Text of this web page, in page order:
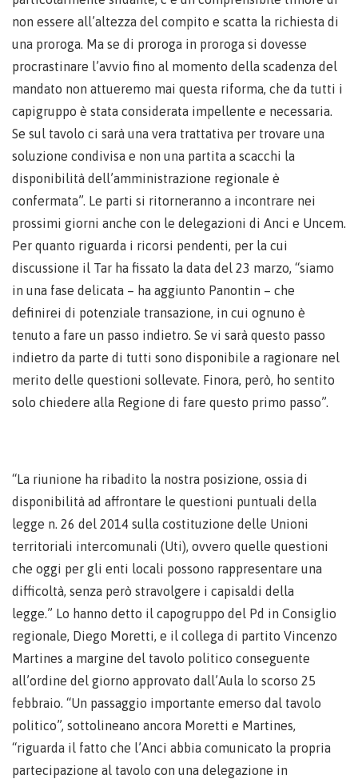
non essere all’altezza del compito e scatta la richiesta di
una proroga. Ma se di proroga in proroga si dovesse
procrastinare l’avvio fino al momento della scadenza del
mandato non attueremo mai questa riforma, che da tutti i
capigruppo è stata considerata impellente e necessaria.
Se sul tavolo ci sarà una vera trattativa per trovare una
soluzione condivisa e non una partita a scacchi la
disponibilità dell’amministrazione regionale è
confermata”. Le parti si ritorneranno a incontrare nei
prossimi giorni anche con le delegazioni di Anci e Uncem.
Per quanto riguarda i ricorsi pendenti, per la cui
discussione il Tar ha fissato la data del 23 marzo, “siamo
in una fase delicata – ha aggiunto Panontin – che
definirei di potenziale transazione, in cui ognuno è
tenuto a fare un passo indietro. Se vi sarà questo passo
indietro da parte di tutti sono disponibile a ragionare nel
merito delle questioni sollevate. Finora, però, ho sentito
solo chiedere alla Regione di fare questo primo passo”.
“La riunione ha ribadito la nostra posizione, ossia di
disponibilità ad affrontare le questioni puntuali della
legge n. 26 del 2014 sulla costituzione delle Unioni
territoriali intercomunali (Uti), ovvero quelle questioni
che oggi per gli enti locali possono rappresentare una
difficoltà, senza però stravolgere i capisaldi della
legge.” Lo hanno detto il capogruppo del Pd in Consiglio
regionale, Diego Moretti, e il collega di partito Vincenzo
Martines a margine del tavolo politico conseguente
all’ordine del giorno approvato dall’Aula lo scorso 25
febbraio. “Un passaggio importante emerso dal tavolo
politico”, sottolineano ancora Moretti e Martines,
“riguarda il fatto che l’Anci abbia comunicato la propria
partecipazione al tavolo con una delegazione in